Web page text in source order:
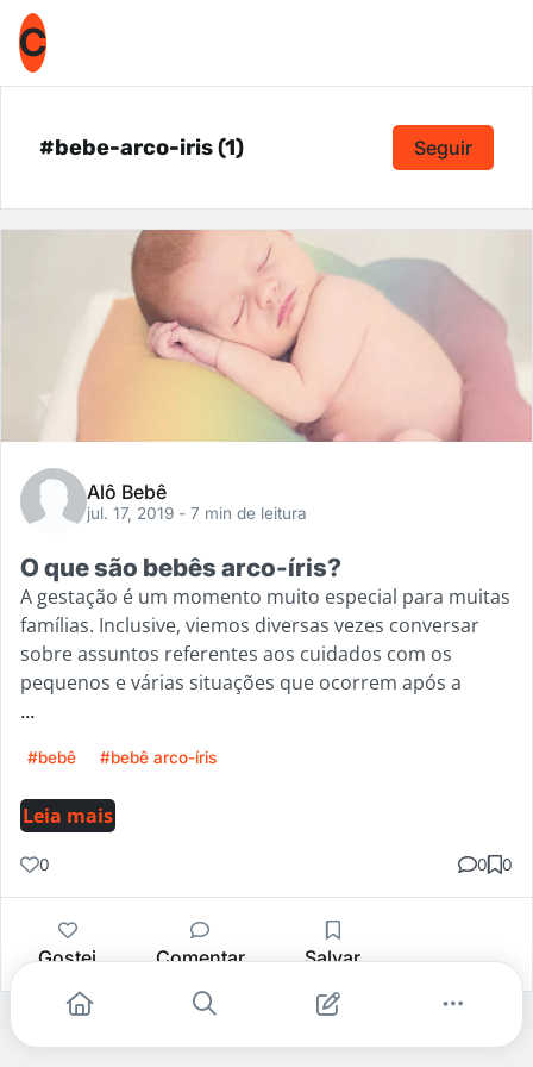
C
#bebe-arco-iris (1) Seguir
Alô Bebê
jul. 17, 2019 - 7 min de leitura
O que são bebês arco-íris?
A gestação é um momento muito especial para muitas
famílias. Inclusive, viemos diversas vezes conversar
sobre assuntos referentes aos cuidados com os
pequenos e várias situações que ocorrem após a
...
#bebê #bebê arco-íris
Leia mais
0 0 0
Gostei Comentar Salvar